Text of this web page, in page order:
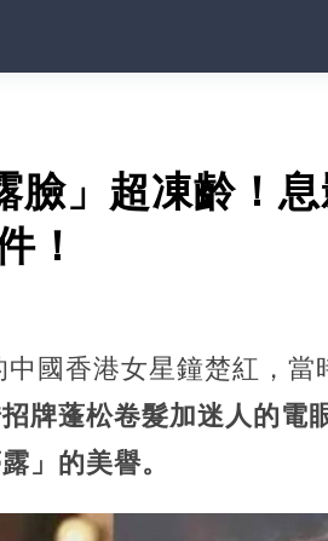
臉」超凍齡！
！
國香港女星鐘楚紅，當
牌蓬松卷髮加迷人的電
」的美譽。